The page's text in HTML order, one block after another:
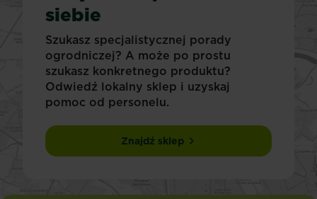
siebie
Szukasz specjalistycznej porady
ogrodniczej? A może po prostu
szukasz konkretnego produktu?
Odwiedź lokalny sklep i uzyskaj
pomoc od personelu.
Znajdź sklep